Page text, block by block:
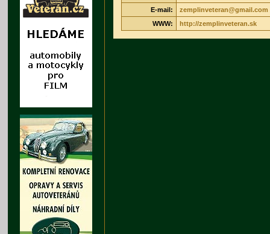
E-mail:
zemplinveteran@gmail.com
WWW:
http://zemplinveteran.sk